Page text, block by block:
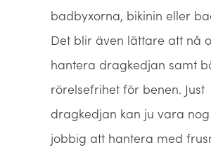
badbyxorna, bikinin eller
Det blir även lättare att nå
hantera dragkedjan samt
rörelsefrihet för benen. Just
dragkedjan kan ju vara
jobbig att hantera med